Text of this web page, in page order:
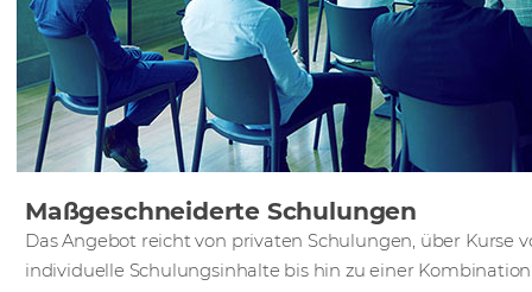
Maßgeschneiderte Schulungen
Das Angebot reicht von privaten Schulungen, über Kurse
individuelle Schulungsinhalte bis hin zu einer